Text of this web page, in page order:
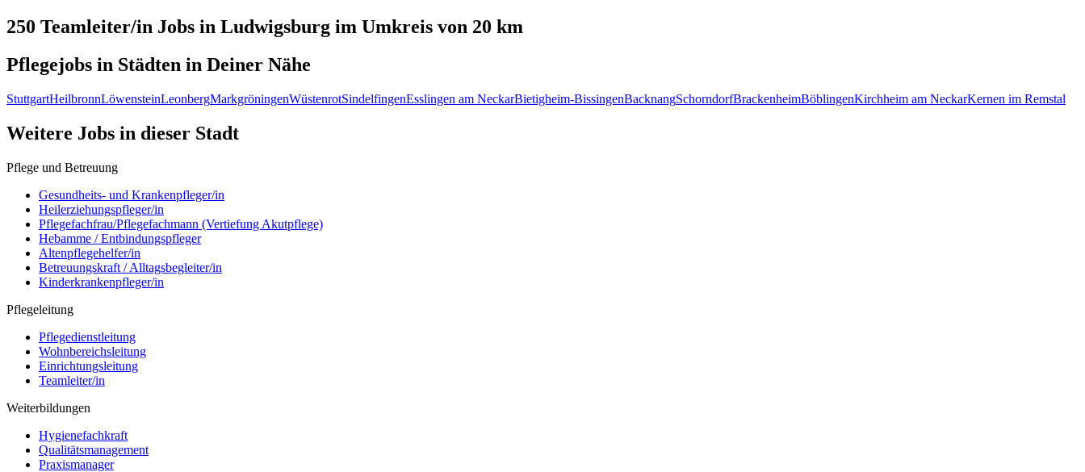
250 Teamleiter/in Jobs in Ludwigsburg im Umkreis von 20 km
Pflegejobs in Städten in Deiner Nähe
StuttgartHeilbronnLöwensteinLeonbergMarkgröningenWüstenrotSindelfingenEsslingen am NeckarBietigheim-BissingenBacknangSchorndorfBrackenheimBöblingenKirchheim am NeckarKernen im Remstal
Weitere Jobs in dieser Stadt
Pflege und Betreuung
Gesundheits- und Krankenpfleger/in
Heilerziehungspfleger/in
Pflegefachfrau/Pflegefachmann (Vertiefung Akutpflege)
Hebamme / Entbindungspfleger
Altenpflegehelfer/in
Betreuungskraft / Alltagsbegleiter/in
Kinderkrankenpfleger/in
Pflegeleitung
Pflegedienstleitung
Wohnbereichsleitung
Einrichtungsleitung
Teamleiter/in
Weiterbildungen
Hygienefachkraft
Qualitätsmanagement
Praxismanager